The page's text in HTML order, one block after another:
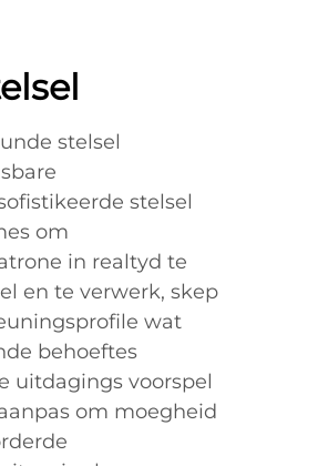
stelsel
stelsel
om
in realtyd te
en te verwerk, skep
wat
behoeftes
uitdagings voorspel
om moegheid